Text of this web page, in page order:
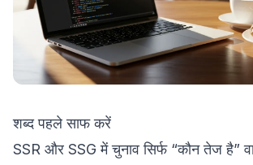
शब्द पहले साफ करें
SSR और SSG में चुनाव सिर्फ “कौन तेज है”